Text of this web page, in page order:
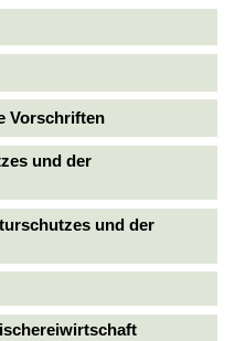
Vorschriften
und der
und der